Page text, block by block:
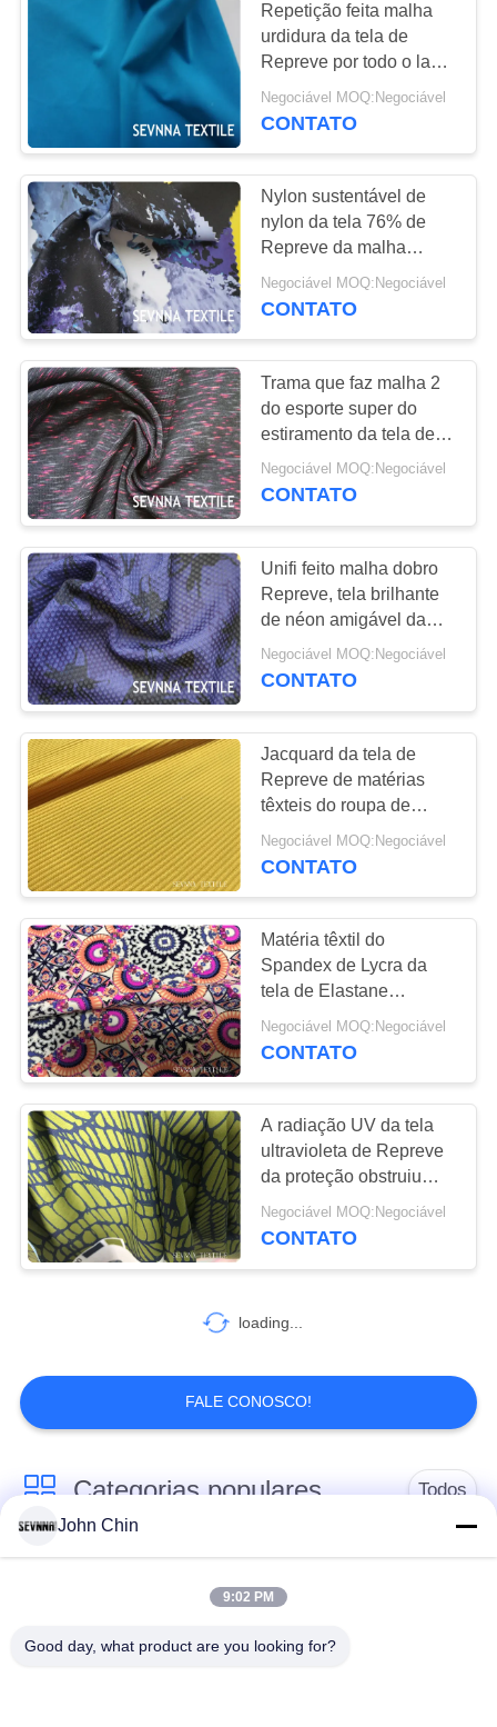
CONTACTE-
NOTÍCIA
CASOS
MAPA
DO
SITE
PRIVACY
POLICY
Repetição feita malha
urdidura da tela de
Repreve por todo o lado
na gestão e no
Moisturing de Wicking
Negociável MOQ:Negociável
CONTATO
Nylon sustentável de
nylon da tela 76% de
Repreve da malha
circular com Spandex de
24%
Negociável MOQ:Negociável
CONTATO
Trama que faz malha 2
do esporte super do
estiramento da tela de
Repreve Unifi do
estiramento da maneira
Negociável MOQ:Negociável
CONTATO
Unifi feito malha dobro
Repreve, tela brilhante
de néon amigável da
fibra de Repreve da cor
de Eco Fluo
Negociável MOQ:Negociável
CONTATO
Jacquard da tela de
Repreve de matérias
têxteis do roupa de
banho estiramento de
confecção de malhas
Negociável MOQ:Negociável
CONTATO
Matéria têxtil do
Spandex de Lycra da
tela de Elastane
Repreve do estiramento
de Dwr para o eclipse
Negociável MOQ:Negociável
CONTATO
A radiação UV da tela
ultravioleta de Repreve
da proteção obstruiu
para fora confortável
super
Negociável MOQ:Negociável
CONTATO
loading...
FALE CONOSCO!
Categorias populares Todos
Tela reciclada do
Tela de nylon
reciclada
tecido de poliéster
Tela reciclada de
John Chin
9:02 PM
Good day, what product are you looking for?